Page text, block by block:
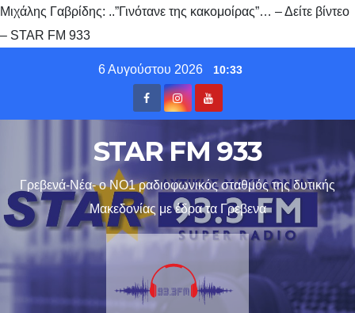
Μιχάλης Γαβρίδης: ..”Γινότανε της κακομοίρας”… – Δείτε βίντεο
– STAR FM 933
6 Αυγούστου 2026 10:33
STAR FM 933
Γρεβενά-Νέα- ο ΝΟ1 ραδιοφωνικός σταθμός της δυτικής
Μακεδονίας με έδρα τα Γρεβενα